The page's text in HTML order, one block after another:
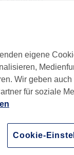
and Friends
750
eigene
Wir geben
für soziale
Cookie-